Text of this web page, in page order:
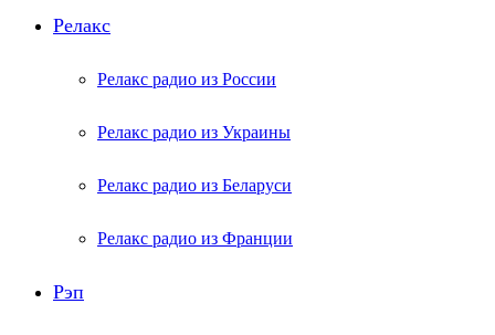
Релакс
Релакс радио из России
Релакс радио из Украины
Релакс радио из Беларуси
Релакс радио из Франции
Рэп